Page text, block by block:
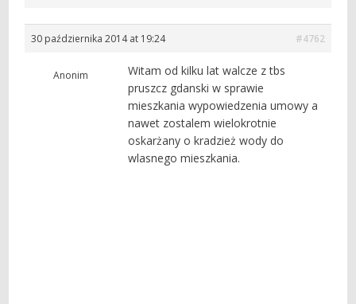
30 października 2014 at 19:24 #4762
Anonim
Witam od kilku lat walcze z tbs
pruszcz gdanski w sprawie
mieszkania wypowiedzenia umowy a
nawet zostalem wielokrotnie
oskarżany o kradzież wody do
wlasnego mieszkania.